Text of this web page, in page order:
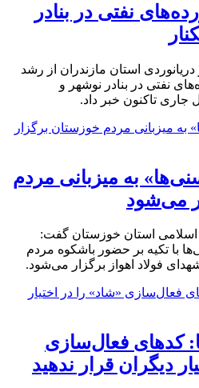
نفتی در بنادر
استان مازندران از رشد
نفتی در بنادر نوشهر و
جاری تاکنون خبر داد.
به میزبانی مردم
می‌شود
اسلامی استان خوزستان گفت:
با تکیه بر حضور باشکوه مردم
فولاد اهواز برگزار می‌شود.
کدهای فعال‌سازی
دیگران قرار ندهید